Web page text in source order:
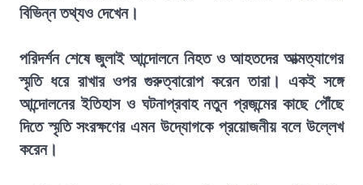
বিভিন্ন তথ্যও দেখেন।
পরিদর্শন শেষে জুলাই আন্দোলনে নিহত ও আহতদের আত্মত্যাগের
স্মৃতি ধরে রাখার ওপর গুরুত্বারোপ করেন তারা। একই সঙ্গে
আন্দোলনের ইতিহাস ও ঘটনাপ্রবাহ নতুন প্রজন্মের কাছে পৌঁছে
দিতে স্মৃতি সংরক্ষণের এমন উদ্যোগকে প্রয়োজনীয় বলে উল্লেখ
করেন।